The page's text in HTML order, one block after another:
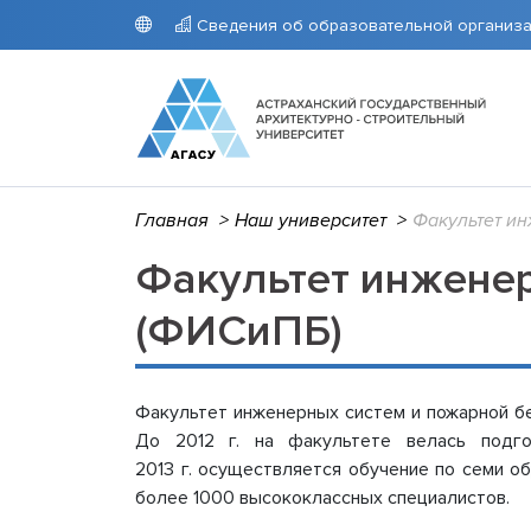
Сведения об образовательной
Университет
Поступающим
Студентам
АГАСУ
Портал
Наука
Гранты
Главная > Наш университет > Факультет
Факультет
(ФИСиПБ)
Факультет инженерных систем и пожарной
До 2012 г. на факультете велась
2013 г. осуществляется обучение по семи
более 1000 высококлассных специалистов.